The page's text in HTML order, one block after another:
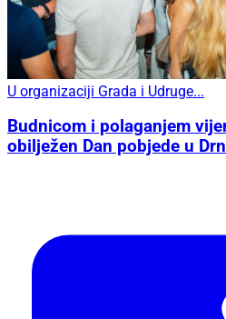
U organizaciji Grada i Udruge...
Budnicom i polaganjem
obilježen Dan pobjede u